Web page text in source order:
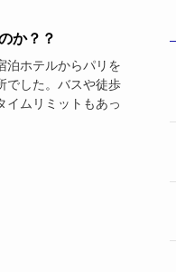
か？？
泊ホテルからパリを
でした。バスや徒歩
イムリミットもあっ